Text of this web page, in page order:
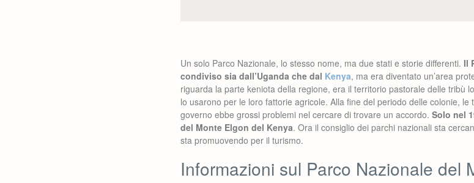
Un solo Parco Nazionale, lo stesso nome, ma due stati e storie differenti. Il
condiviso sia dall’Uganda che dal Kenya, ma era diventato un’area
riguarda la parte keniota della regione, era il territorio pastorale delle tribù
lo usarono per le loro fattorie agricole. Alla fine del periodo delle colonie,
governo ebbe grossi problemi nel cercare di trovare un accordo. Solo nel
del Monte Elgon del Kenya. Ora il consiglio dei parchi nazionali sta
sta promuovendo per il turismo.
Informazioni sul Parco Nazionale del